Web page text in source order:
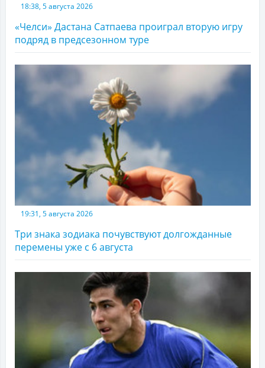
18:38, 5 августа 2026
«Челси» Дастана Сатпаева проиграл вторую игру
подряд в предсезонном туре
19:31, 5 августа 2026
Три знака зодиака почувствуют долгожданные
перемены уже с 6 августа